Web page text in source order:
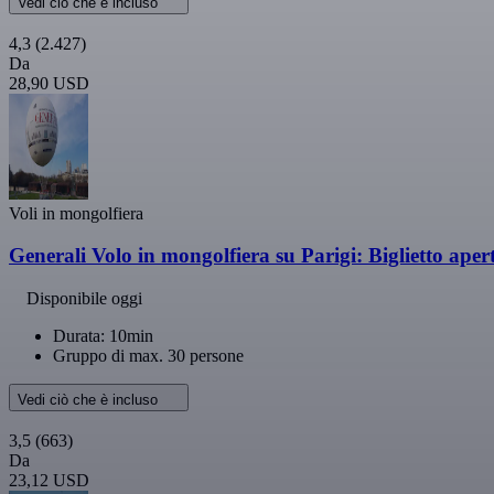
4,3 (2.427)
Da
28,90 USD
Voli in mongolfiera
Generali Volo in mongolfiera su Parigi: Biglietto
Disponibile oggi
Durata: 10min
Gruppo di max. 30 persone
Vedi ciò che è incluso
3,5 (663)
Da
23,12 USD